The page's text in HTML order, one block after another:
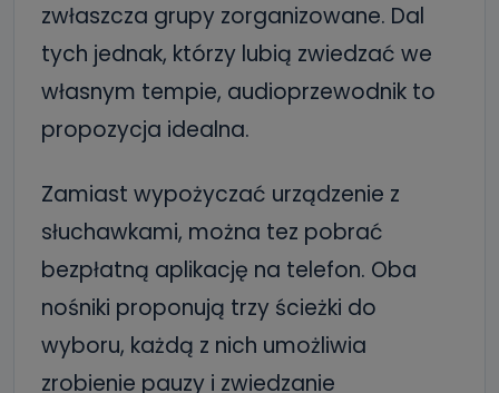
zwłaszcza grupy zorganizowane. Dal
tych jednak, którzy lubią zwiedzać we
własnym tempie, audioprzewodnik to
propozycja idealna.
Zamiast wypożyczać urządzenie z
słuchawkami, można tez pobrać
bezpłatną aplikację na telefon. Oba
nośniki proponują trzy ścieżki do
wyboru, każdą z nich umożliwia
zrobienie pauzy i zwiedzanie